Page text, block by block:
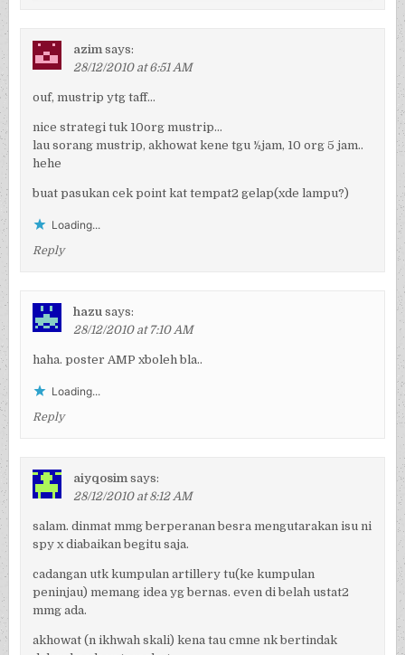
azim says:
28/12/2010 at 6:51 AM
ouf, mustrip ytg taff…
nice strategi tuk 10org mustrip…
lau sorang mustrip, akhowat kene tgu ½jam, 10 org 5 jam..
hehe
buat pasukan cek point kat tempat2 gelap(xde lampu?)
Loading...
Reply
hazu says:
28/12/2010 at 7:10 AM
haha. poster AMP xboleh bla..
Loading...
Reply
aiyqosim says:
28/12/2010 at 8:12 AM
salam. dinmat mmg berperanan besra mengutarakan isu ni
spy x diabaikan begitu saja.
cadangan utk kumpulan artillery tu(ke kumpulan
peninjau) memang idea yg bernas. even di belah ustat2
mmg ada.
akhowat (n ikhwah skali) kena tau cmne nk bertindak